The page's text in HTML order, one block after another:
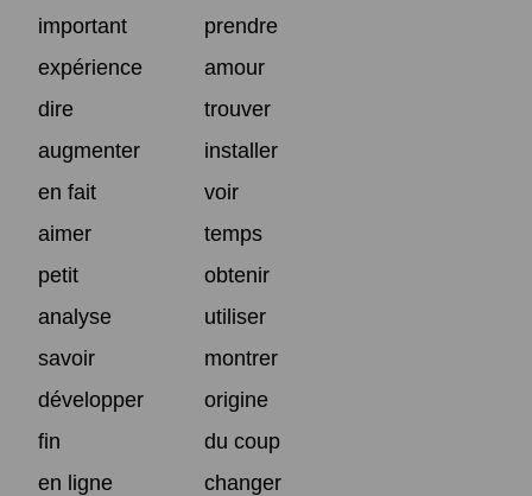
important
prendre
expérience
amour
dire
trouver
augmenter
installer
en fait
voir
aimer
temps
petit
obtenir
analyse
utiliser
savoir
montrer
développer
origine
fin
du coup
en ligne
changer